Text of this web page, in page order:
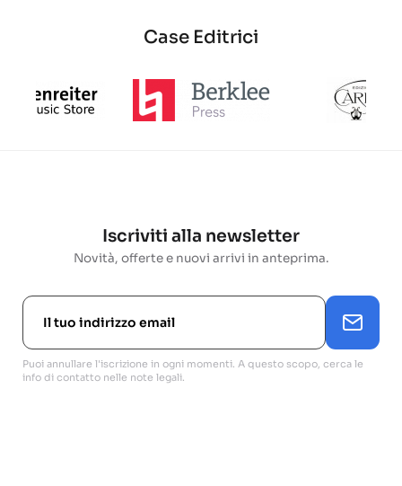
Case Editrici
Iscriviti alla newsletter
Novità, offerte e nuovi arrivi in anteprima.
Puoi annullare l'iscrizione in ogni momenti. A questo scopo, cerca le
info di contatto nelle note legali.